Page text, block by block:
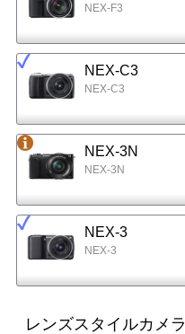
NEX-F3
NEX-C3
NEX-C3
NEX-3N
NEX-3N
NEX-3
NEX-3
レンズスタイルカメラ